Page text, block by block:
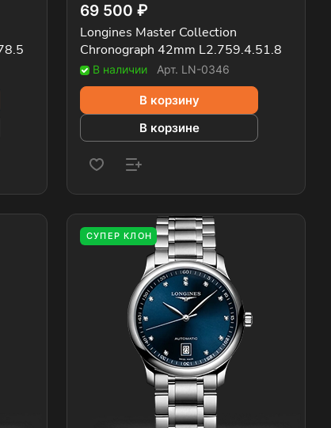
69 500 ₽
Longines Master Collection
Chronograph 42mm L2.759.4.51.8
В наличии Арт. LN-0346
В корзину
В корзине
СУПЕР КЛОН